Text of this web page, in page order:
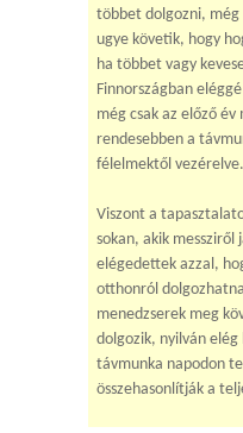
többet dolgozni, még
ugye követik, hogy
ha többet vagy
Finnországban
még csak az előző
rendesebben a
félelmektől vezérelve.
Viszont a
sokan, akik messziről
elégedettek azzal,
otthonról
menedzserek meg
dolgozik, nyilván
távmunka napodon
összehasonlítják a